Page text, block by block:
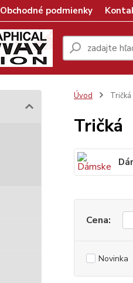
Obchodné podmienky
Úvod Tričká
Tričká
Cena:
Novinka